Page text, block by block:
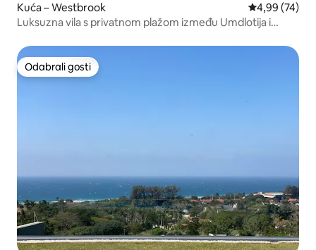
Kuća – Westbrook Prosječna
4,99 (74)
Luksuzna vila s privatnom plažom između Umdlotija i
Odabrali gosti
Odabrali gosti